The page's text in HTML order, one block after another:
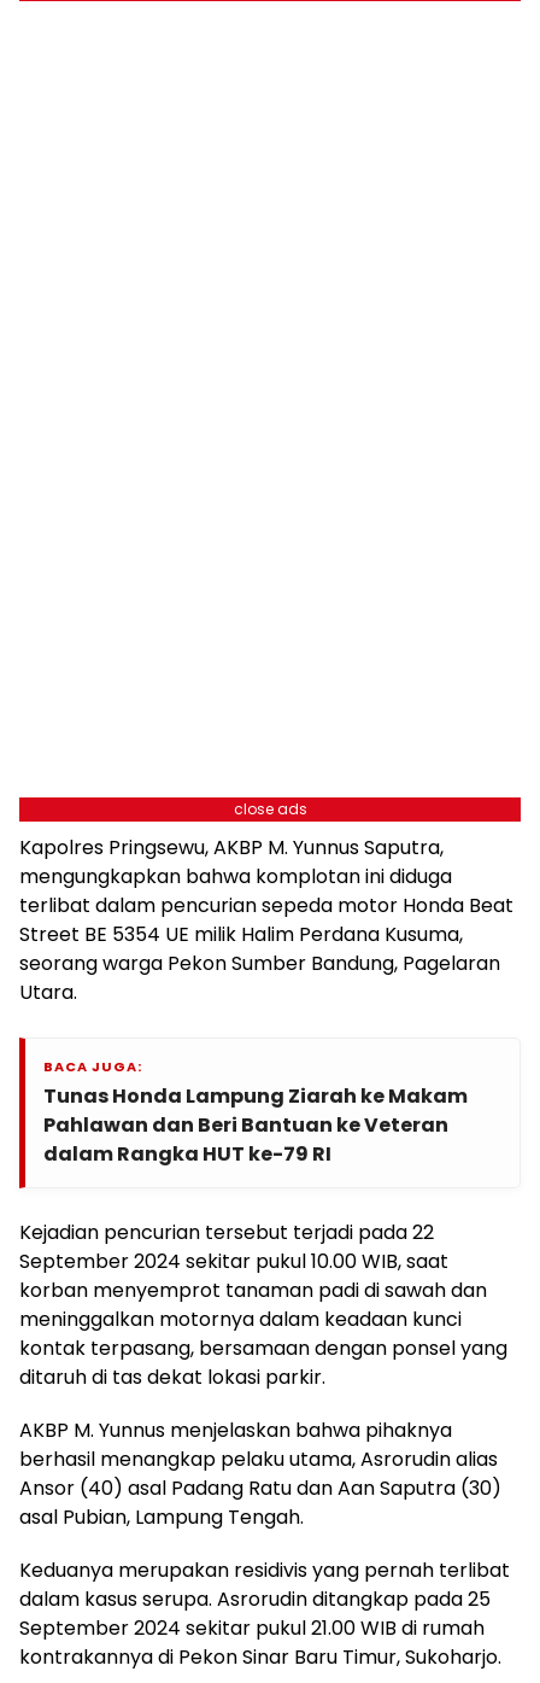
close ads
Kapolres Pringsewu, AKBP M. Yunnus Saputra,
mengungkapkan bahwa komplotan ini diduga
terlibat dalam pencurian sepeda motor Honda Beat
Street BE 5354 UE milik Halim Perdana Kusuma,
seorang warga Pekon Sumber Bandung, Pagelaran
Utara.
BACA JUGA:
Tunas Honda Lampung Ziarah ke Makam
Pahlawan dan Beri Bantuan ke Veteran
dalam Rangka HUT ke-79 RI
Kejadian pencurian tersebut terjadi pada 22
September 2024 sekitar pukul 10.00 WIB, saat
korban menyemprot tanaman padi di sawah dan
meninggalkan motornya dalam keadaan kunci
kontak terpasang, bersamaan dengan ponsel yang
ditaruh di tas dekat lokasi parkir.
AKBP M. Yunnus menjelaskan bahwa pihaknya
berhasil menangkap pelaku utama, Asrorudin alias
Ansor (40) asal Padang Ratu dan Aan Saputra (30)
asal Pubian, Lampung Tengah.
Keduanya merupakan residivis yang pernah terlibat
dalam kasus serupa. Asrorudin ditangkap pada 25
September 2024 sekitar pukul 21.00 WIB di rumah
kontrakannya di Pekon Sinar Baru Timur, Sukoharjo.